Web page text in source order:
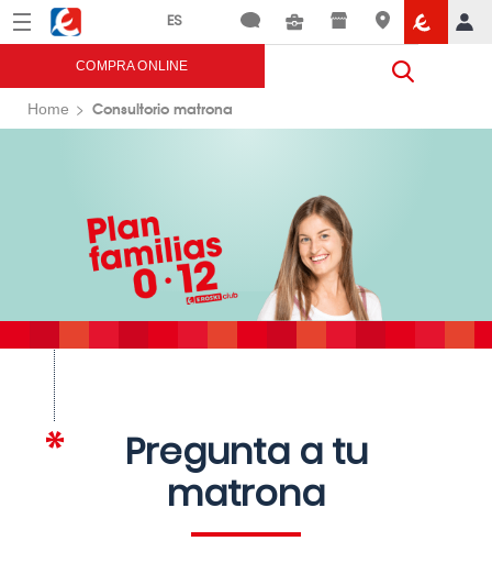
Menú Eroski
COMPRA ONLINE
Home Consultorio matrona
Pregunta a tu
matrona